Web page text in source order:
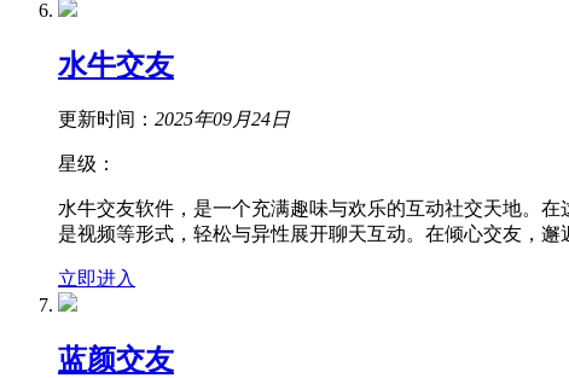
水牛交友
更新时间： 2025年09月24日
星级：
水牛交友软件，是一个充满趣味与欢乐的互动社交天地。
是视频等形式，轻松与异性展开聊天互动。在倾心交友，邂
立即进入
蓝颜交友